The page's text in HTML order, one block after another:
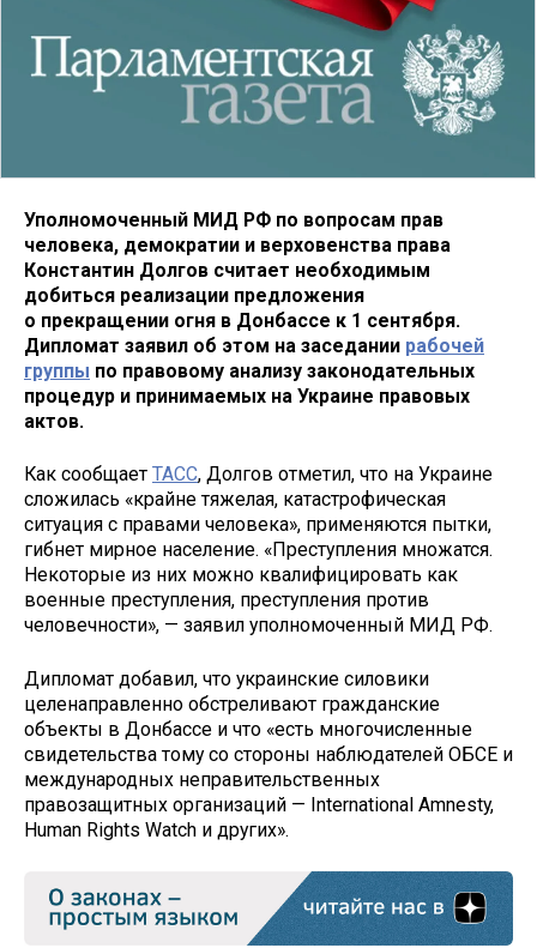
Уполномоченный МИД РФ по вопросам прав
человека, демократии и верховенства права
Константин Долгов считает необходимым
добиться реализации предложения
о прекращении огня в Донбассе к 1 сентября.
Дипломат заявил об этом на заседании рабочей
группы по правовому анализу законодательных
процедур и принимаемых на Украине правовых
актов.
Как сообщает ТАСС, Долгов отметил, что на Украине
сложилась «крайне тяжелая, катастрофическая
ситуация с правами человека», применяются пытки,
гибнет мирное население. «Преступления множатся.
Некоторые из них можно квалифицировать как
военные преступления, преступления против
человечности», — заявил уполномоченный МИД РФ.
Дипломат добавил, что украинские силовики
целенаправленно обстреливают гражданские
объекты в Донбассе и что «есть многочисленные
свидетельства тому со стороны наблюдателей ОБСЕ и
международных неправительственных
правозащитных организаций — International Amnesty,
Human Rights Watch и других».